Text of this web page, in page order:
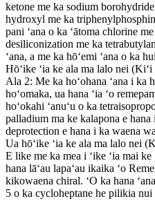
ketone me ka sodium
hydroxyl me ka
pani ʻana o ka ʻātoma chlorine
desiliconization me ka
ʻana, a me ka hōʻemi ʻana o ka
Hōʻike ʻia ke ala ma lalo nei (Kiʻi
Ala 2: Me ka hoʻohana ʻana i ka
hoʻomaka, ua hana ʻia ʻo
hoʻokahi ʻanuʻu o ka
palladium ma ke kalapona e
deprotection e hana i ka waena
Ua hōʻike ʻia ke ala ma lalo nei
E like me ka mea i ʻike ʻia mai ke
hana lāʻau lapaʻau ikaika ʻo
kikowaena chiral. ʻO ka hana
5 o ka cycloheptane he pilikia nui